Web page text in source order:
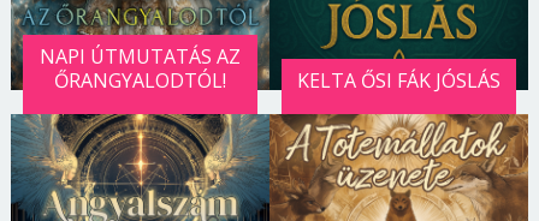
NAPI ÚTMUTATÁS AZ
ŐRANGYALODTÓL!
KELTA ŐSI FÁK JÓSLÁS